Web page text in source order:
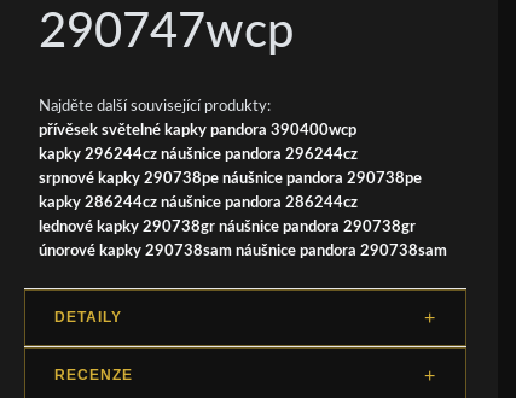
290747wcp
Najděte další související produkty:
přívěsek světelné kapky pandora 390400wcp
kapky 296244cz náušnice pandora 296244cz
srpnové kapky 290738pe náušnice pandora 290738pe
kapky 286244cz náušnice pandora 286244cz
lednové kapky 290738gr náušnice pandora 290738gr
únorové kapky 290738sam náušnice pandora 290738sam
DETAILY
RECENZE